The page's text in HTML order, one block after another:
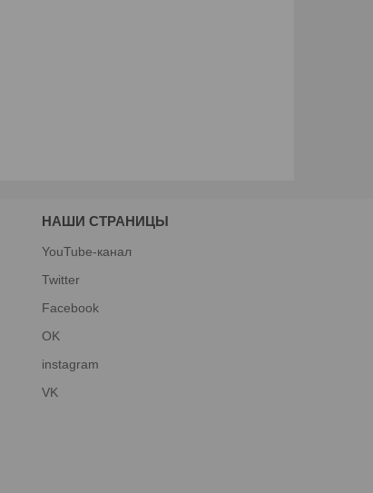
НАШИ СТРАНИЦЫ
YouTube-канал
Twitter
Facebook
OK
instagram
VK